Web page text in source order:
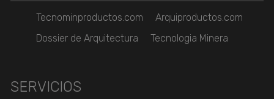
Tecnominproductos.com
Arquiproductos.com
Dossier de Arquitectura
Tecnologia Minera
SERVICIOS